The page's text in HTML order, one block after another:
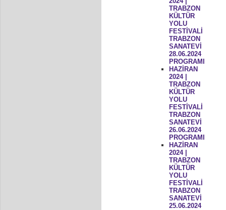
TRABZON
KÜLTÜR
YOLU
FESTİVALİ
TRABZON
SANATEVİ
28.06.2024
PROGRAMI
HAZİRAN
2024 |
TRABZON
KÜLTÜR
YOLU
FESTİVALİ
TRABZON
SANATEVİ
26.06.2024
PROGRAMI
HAZİRAN
2024 |
TRABZON
KÜLTÜR
YOLU
FESTİVALİ
TRABZON
SANATEVİ
25.06.2024